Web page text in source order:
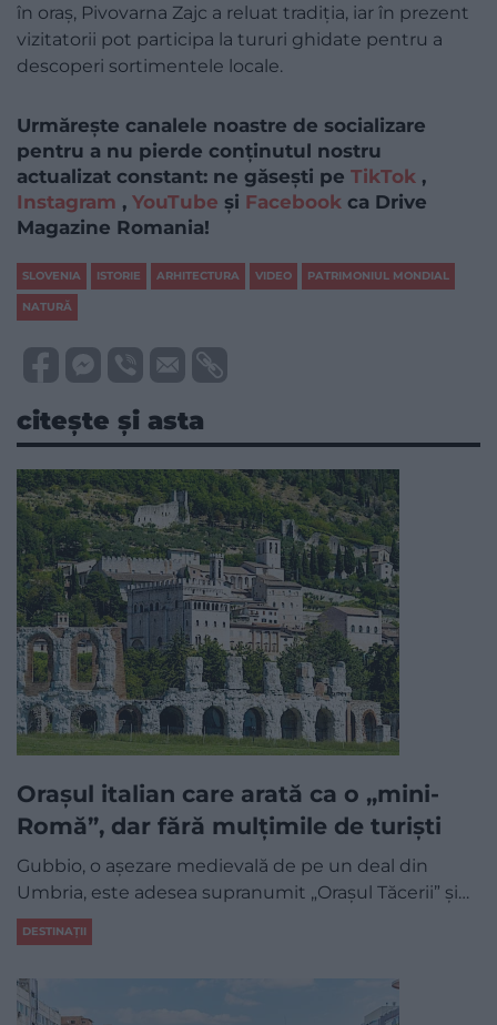
în oraș, Pivovarna Zajc a reluat tradiția, iar în prezent
vizitatorii pot participa la tururi ghidate pentru a
descoperi sortimentele locale.
Urmărește canalele noastre de socializare
pentru a nu pierde conținutul nostru
actualizat constant: ne găsești pe TikTok ,
Instagram , YouTube și Facebook ca Drive
Magazine Romania!
SLOVENIA ISTORIE ARHITECTURA VIDEO PATRIMONIUL MONDIAL
NATURĂ
citește și asta
Orașul italian care arată ca o „mini-
Romă”, dar fără mulțimile de turiști
Gubbio, o așezare medievală de pe un deal din
Umbria, este adesea supranumit „Orașul Tăcerii” și…
DESTINAȚII